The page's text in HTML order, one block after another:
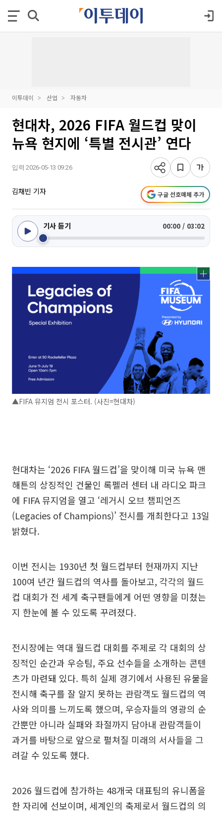
이투데이 산업 자동차
현대차, 2026 FIFA 월드컵 맞이
뉴욕 현지에 ‘특별 전시관’ 연다
입력 2026-05-13 09:26
김채빈 기자 구글 선호매체 추가
기사 듣기 00:00 / 03:02
▲FIFA 뮤지엄 전시 포스터. (사진=현대차)
현대차는 ‘2026 FIFA 월드컵’을 맞이해 미국 뉴욕 맨
해튼의 상징적인 건물인 록펠러 센터 내 라디오 파크
에 FIFA 뮤지엄을 열고 ‘레거시 오브 챔피언즈
(Legacies of Champions)’ 전시를 개최한다고 13일
밝혔다.
이번 전시는 1930년 첫 월드컵부터 현재까지 지난
100여 년간 월드컵의 역사를 돌아보고, 각각의 월드
컵 대회가 전 세계 축구팬들에게 어떤 영향을 미쳤는
지 한눈에 볼 수 있도록 꾸려졌다.
전시장에는 역대 월드컵 대회를 주제로 각 대회의 상
징적인 순간과 우승팀, 주요 선수들을 소개하는 콘텐
츠가 마련돼 있다. 특히 실제 경기에서 사용된 유물을
전시해 축구를 잘 알지 못하는 관람객도 월드컵의 역
사와 의미를 느끼도록 했으며, 우승자들의 영광의 순
간뿐만 아니라 실패와 좌절까지 담아내 관람객들이
과거를 바탕으로 앞으로 펼쳐질 미래의 서사들을 그
려갈 수 있도록 했다.
2026 월드컵에 참가하는 48개국 대표팀의 유니폼을
한 자리에 선보이며, 세계인의 축제로서 월드컵의 의